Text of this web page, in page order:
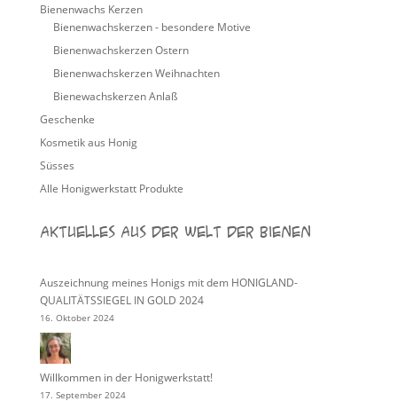
Bienenwachs Kerzen
Bienenwachskerzen - besondere Motive
Bienenwachskerzen Ostern
Bienenwachskerzen Weihnachten
Bienewachskerzen Anlaß
Geschenke
Kosmetik aus Honig
Süsses
Alle Honigwerkstatt Produkte
Aktuelles aus der Welt der Bienen
Auszeichnung meines Honigs mit dem HONIGLAND-
QUALITÄTSSIEGEL IN GOLD 2024
16. Oktober 2024
Willkommen in der Honigwerkstatt!
17. September 2024